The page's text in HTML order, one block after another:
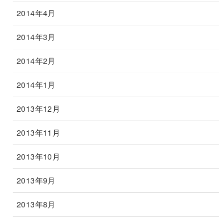
2014年4月
2014年3月
2014年2月
2014年1月
2013年12月
2013年11月
2013年10月
2013年9月
2013年8月